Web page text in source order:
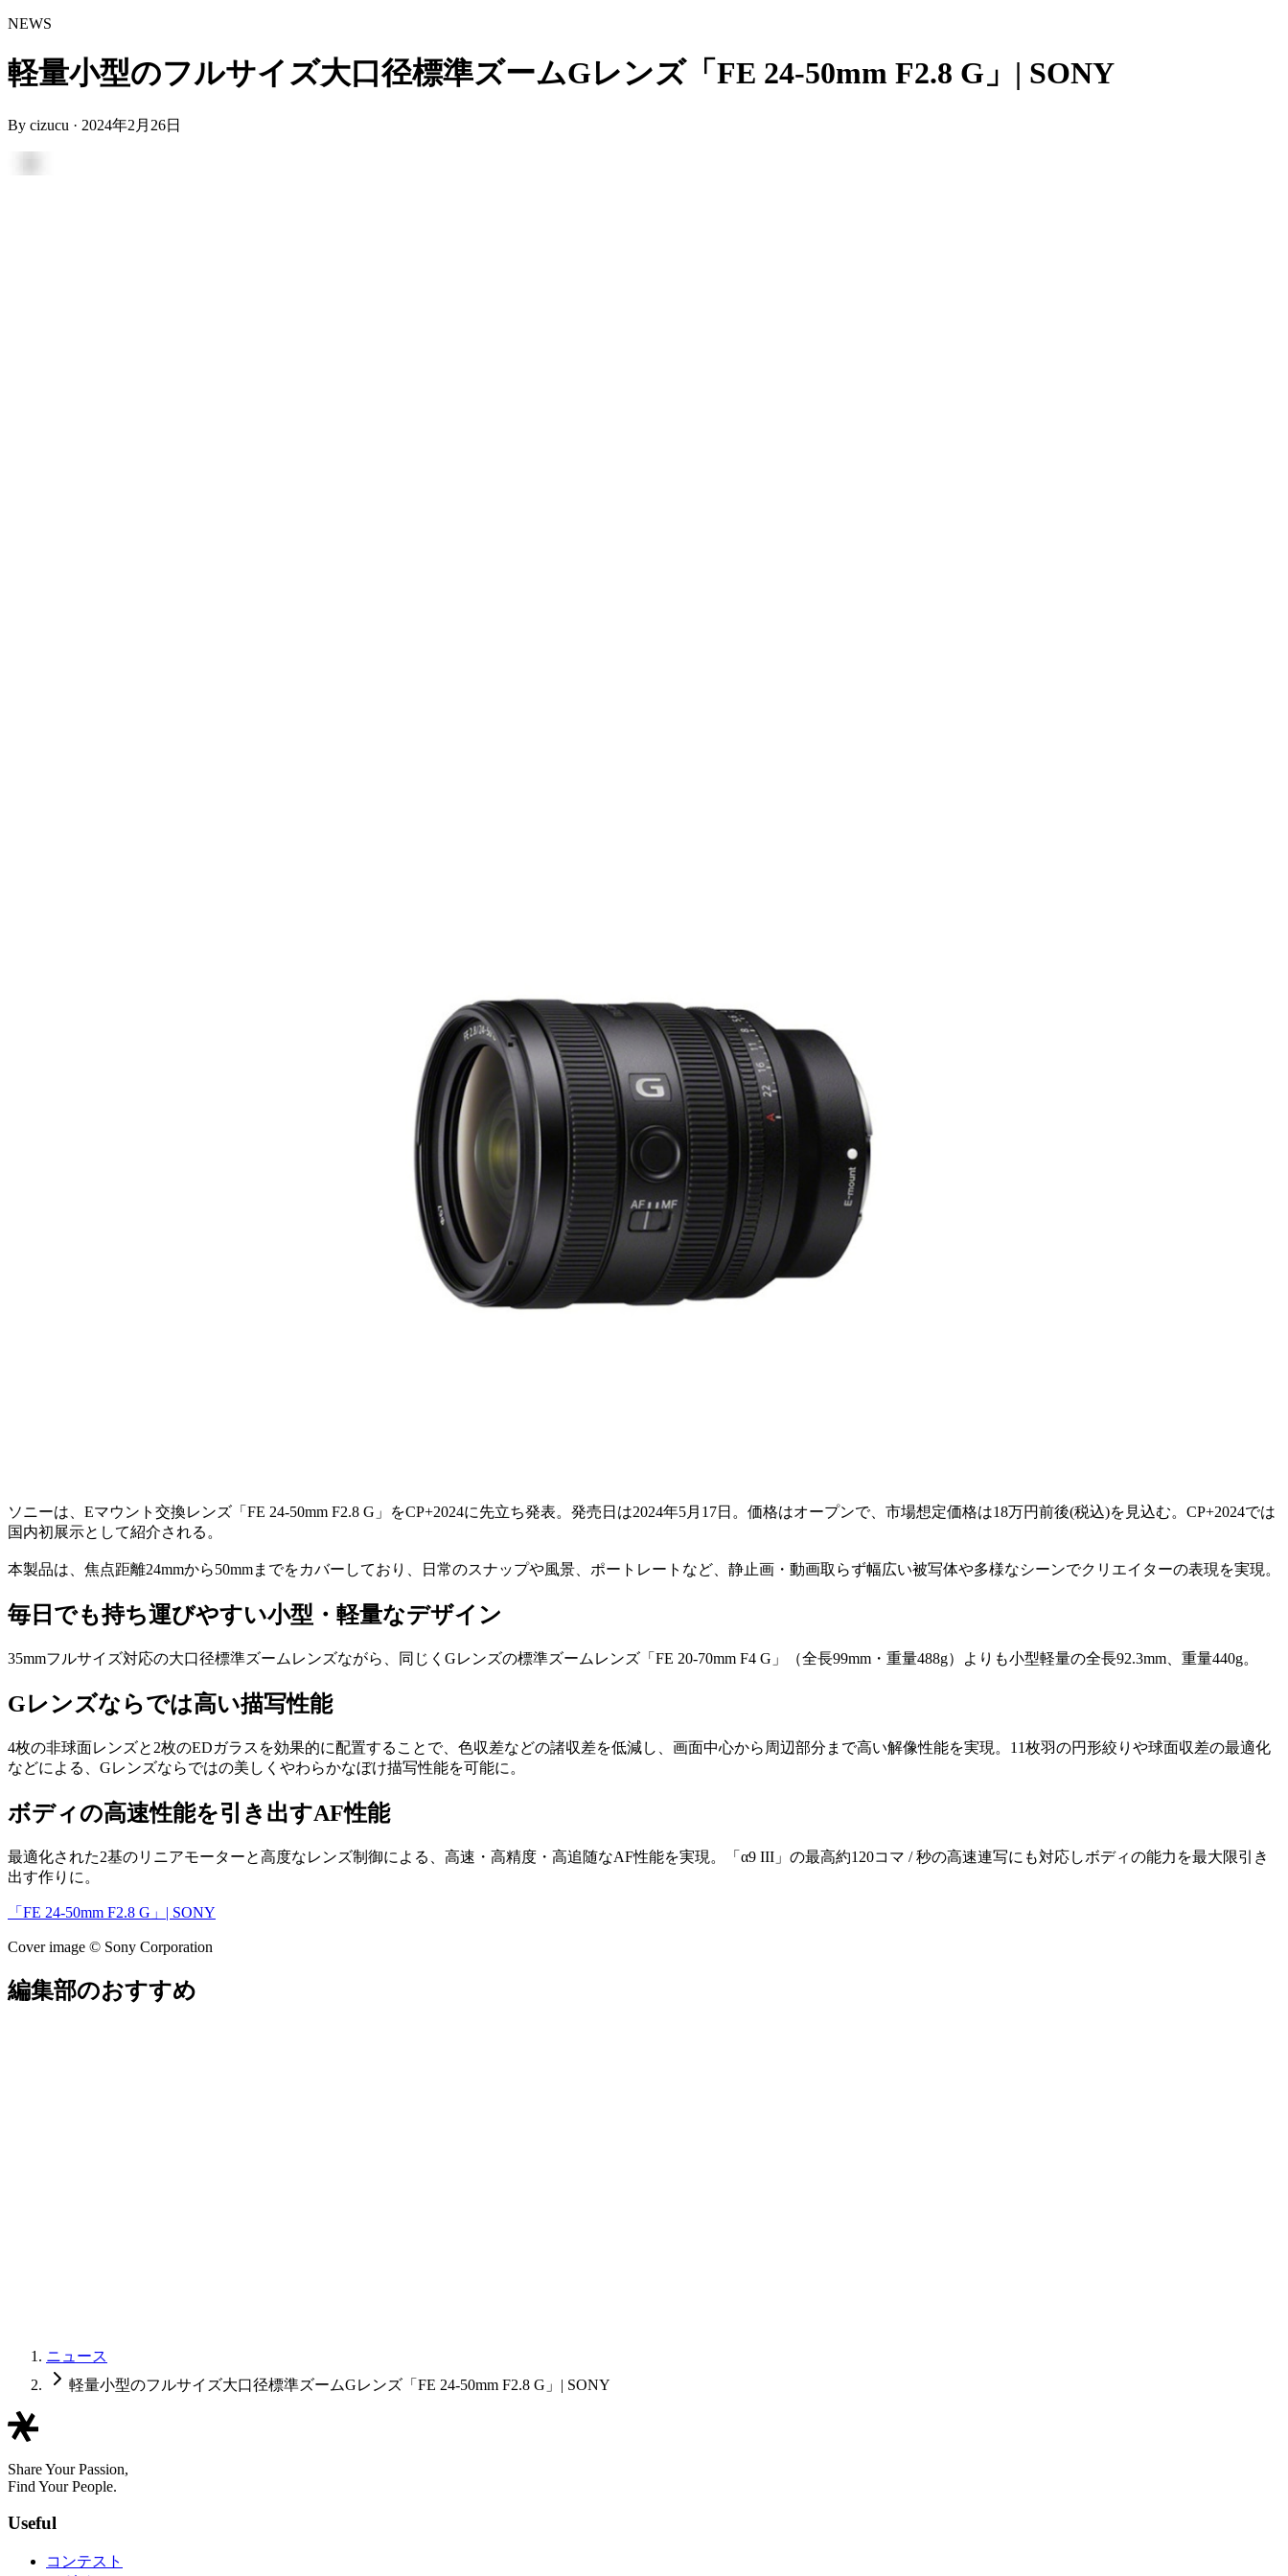
NEWS
軽量小型のフルサイズ大口径標準ズームGレンズ「FE 24-50mm F2.8 G」| SONY
By cizucu · 2024年2月26日
ソニーは、Eマウント交換レンズ「FE 24-50mm F2.8 G」をCP+2024に先立ち発表。発売日は2024年5月17日。価格はオープンで、市場想定価格は18万円前後(税込)を見込む。CP+2024では
国内初展示として紹介される。
本製品は、焦点距離24mmから50mmまでをカバーしており、日常のスナップや風景、ポートレートなど、静止画・動画取らず幅広い被写体や多様なシーンでクリエイターの表現を実現。
毎日でも持ち運びやすい小型・軽量なデザイン
35mmフルサイズ対応の大口径標準ズームレンズながら、同じくGレンズの標準ズームレンズ「FE 20-70mm F4 G」（全長99mm・重量488g）よりも小型軽量の全長92.3mm、重量440g。
Gレンズならでは高い描写性能
4枚の非球面レンズと2枚のEDガラスを効果的に配置することで、色収差などの諸収差を低減し、画面中心から周辺部分まで高い解像性能を実現。11枚羽の円形絞りや球面収差の最適化
などによる、Gレンズならではの美しくやわらかなぼけ描写性能を可能に。
ボディの高速性能を引き出すAF性能
最適化された2基のリニアモーターと高度なレンズ制御による、高速・高精度・高追随なAF性能を実現。「α9 III」の最高約120コマ / 秒の高速連写にも対応しボディの能力を最大限引き
出す作りに。
「FE 24-50mm F2.8 G」| SONY
Cover image © Sony Corporation
編集部のおすすめ
ニュース
軽量小型のフルサイズ大口径標準ズームGレンズ「FE 24-50mm F2.8 G」| SONY
Share Your Passion,
Find Your People.
Useful
コンテスト